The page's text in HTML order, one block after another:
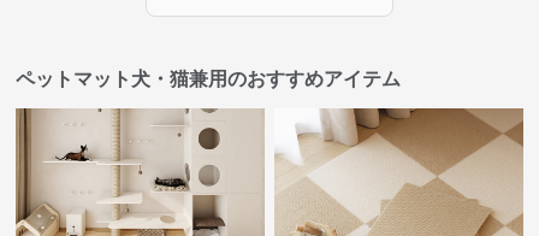
ペットマット犬・猫兼用のおすすめアイテム